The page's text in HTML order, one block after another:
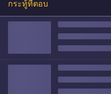
กระทู้ที่ตอบ